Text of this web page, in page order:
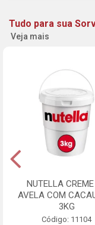
Tudo para sua
Veja mais
NUTELLA CREME
AVELA COM
3KG
Código: 11104